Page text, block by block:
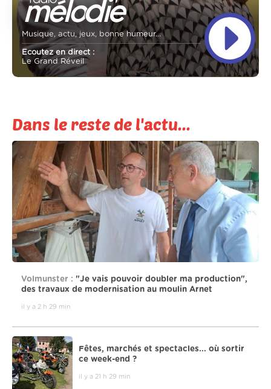
Musique, actu, jeux, bonne humeur...
Ecoutez en direct :
Le Grand Réveil
Dans le reste de l'actu...
Volmunster : "Je vais pouvoir doubler ma production",
des travaux de modernisation au moulin Arnet
il y a 2 h 29 min
Fêtes, marchés et spectacles... où sortir
ce week-end ?
il y a 21 h 29 min